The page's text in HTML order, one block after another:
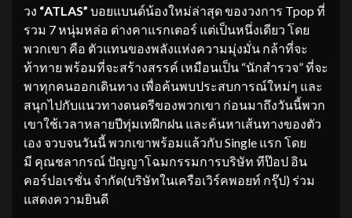
วง “ATLAS” บอยแบนด์น้องใหม่ล่าสุด ของวงการ Tpop ที่
รวม 7 หนุ่มหล่อ ต่างคาแรกเตอร์ แต่เป็นหนึ่งเดียว โดย
พวกเขา คือ ตัวแทนของพลังแห่งความมุ่งมั่น กล้าที่จะ
ท้าทาย พร้อมที่จะสร้างสรรค์ เหมือนเป็น “นักสำรวจ” ที่จะ
พาทุกคนออกเดินทาง เพื่อค้นพบประสบการณ์ใหม่ๆ และ
สนุกไปกับแนวทางดนตรีของพวกเขา ก่อนมาถึงวันนี้พวก
เขาใช้เวลาหลายปีทุ่มเทฝึกฝน และค้นหาเส้นทางของตัว
เอง จวบจนวันนี้ พวกเขาพร้อมแล้วกับ Single แรก โดย
มี คุณชลากรณ์ ปัญญาโฉมกรรมการบริษัท ทีป๊อป อิน
คอร์ปอเรชั่น จำกัด(บริษัทในเครือเวิร์คพอยท์ กรุ๊ป) ร่วม
แสดงความยินดี